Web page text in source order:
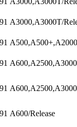
A3000,A3000T/
A600/Release